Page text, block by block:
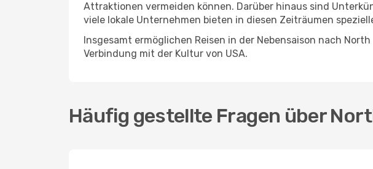
Attraktionen vermeiden können. Darüber hinaus sind
viele lokale Unternehmen bieten in diesen Zeiträumen
Insgesamt ermöglichen Reisen in der Nebensaison nach
Verbindung mit der Kultur von USA.
Häufig gestellte Fragen über